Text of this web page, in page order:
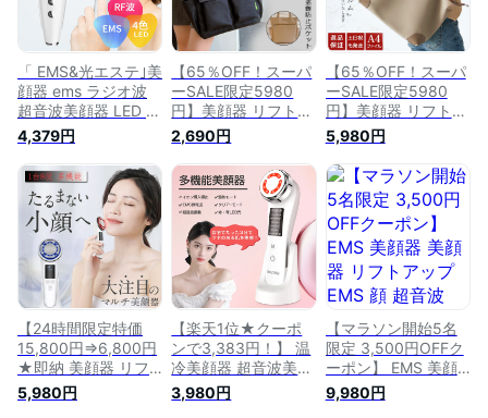
の日 敬老の日
ケア LED 美容家電
引き締め グッズ 角
質ケア 口元ケア し
わ フェイス
家庭用美顔器 プレゼ
ント
「 EMS&光エステ｣美
顔器 ems ラジオ波
超音波美顔器 LED 光
エステ リフトアップ
たるみ 毛穴ケア 小
顔 フェイスケア 目
元ケア 3段階レベル
イオン導入 イオン導
出 振動 温熱美顔器 1
台多役 多機能美顔器
家庭用美顔器 プレゼ
ント
4,379円
【65％OFF！スーパ
ーSALE限定5980
円】美顔器 リフトア
ップ 温冷美顔器 超
音波美顔器 1台8役
多機能 毛穴ケア イ
オン導入 イオン導出
超音波 微電流 光エ
ステ LED 毛穴 汚れ
とり 角質ケア黒ずみ
プレゼント 目元ems
たるみ ほうれい線
小顔 冷却ケア 使い
続け 効果を実感
2,690円
【65％OFF！スーパ
ーSALE限定5980
円】美顔器 リフトア
ップ 温冷美顔器 超
音波美顔器 1台8役
多機能 毛穴ケア イ
オン導入 イオン導出
超音波 微電流 光エ
ステ LED 毛穴 汚れ
とり 角質ケア黒ずみ
プレゼント 目元 ems
たるみ ほうれい線
小顔 冷却ケア 使い
続け 効果を実感
5,980円
【24時間限定特価
15,800円⇒6,800円
★即納 美顔器 リフ
トアップ 温冷美顔器
超音波美顔器 多機能
5,980円
【楽天1位★クーポ
ンで3,383円！】 温
冷美顔器 超音波美顔
器 1台13役多機能美
顔器リフトアップ 毛
3,980円
【マラソン開始5名
限定 3,500円OFFク
ーポン】 EMS 美顔
器 美顔器 リフトア
ップ EMS 顔 超音波
9,980円